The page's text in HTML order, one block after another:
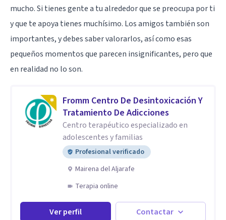
mucho. Si tienes gente a tu alrededor que se preocupa por ti
y que te apoya tienes muchísimo. Los amigos también son
importantes, y debes saber valorarlos, así como esas
pequeños momentos que parecen insignificantes, pero que
en realidad no lo son.
Fromm Centro De Desintoxicación Y
Tratamiento De Adicciones
Centro terapéutico especializado en
adolescentes y familias
Profesional verificado
Mairena del Aljarafe
Terapia online
Ver perfil Contactar